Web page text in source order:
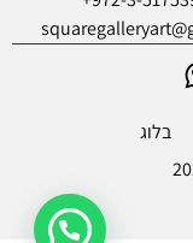
בלוג